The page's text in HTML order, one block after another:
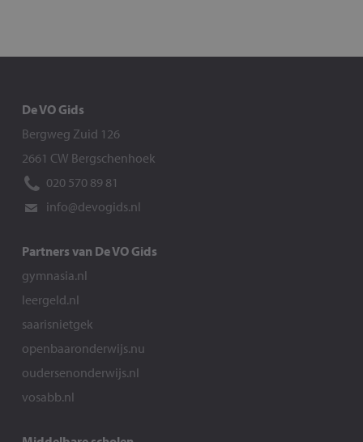
De VO Gids
Bergweg Zuid 126
2661 CW Bergschenhoek
020 570 89 81
info@devogids.nl
Partners van De VO Gids
gymnasia.nl
leergeld.nl
saarisnietgek
openbaaronderwijs.nu
oudersenonderwijs.nl
vosabb.nl